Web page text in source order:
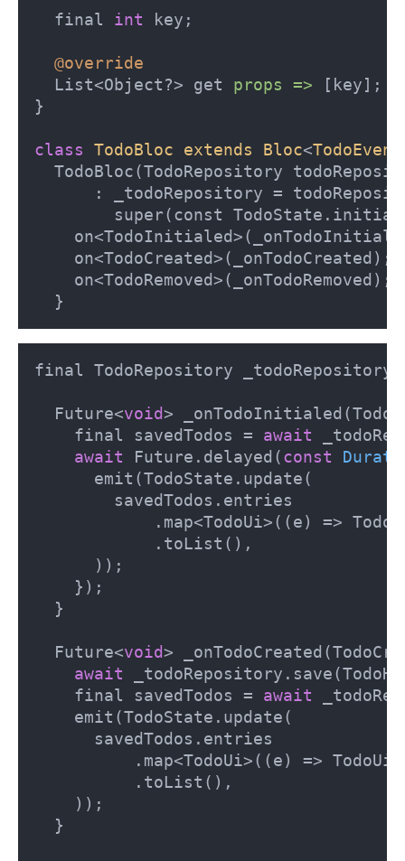
  final
int key;
@override
  List<Object?> get
props => [key];
}
class TodoBloc extends Bloc<TodoEvent
TodoBloc(TodoRepository
: _todoRepository =
super(const
    on<TodoCreated>(_onTodoCreated);
    on<TodoRemoved>(_onTodoRemoved);
  }
final TodoRepository _todoRepository;
  Future<
void>
    final savedTodos =
await
await Future.delayed(const
      emit(TodoState.update(
        savedTodos.entries
.map<TodoUi>((e) =>
            .toList(),
      ));
    });
  }
  Future<
void>
await
    final savedTodos =
await
    emit(TodoState.update(
      savedTodos.entries
.map<TodoUi>((e) =>
          .toList(),
    ));
  }